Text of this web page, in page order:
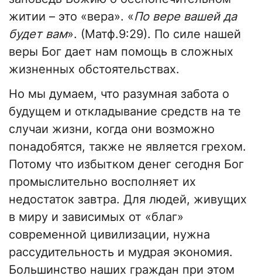
житии – это «вера». «По вере вашей да
будет вам». (Матф.9:29). По силе нашей
веры Бог дает нам помощь в сложных
жизненных обстоятельствах.
Но мы думаем, что разумная забота о
будущем и откладывание средств на те
случаи жизни, когда они возможно
понадобятся, также не является грехом.
Потому что избытком денег сегодня Бог
промыслительно восполняет их
недостаток завтра. Для людей, живущих
в миру и зависимых от «благ»
современной цивилизации, нужна
рассудительность и мудрая экономия.
Большинство наших граждан при этом